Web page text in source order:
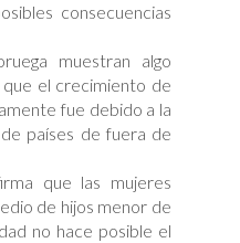
consecuencias
muestran algo
el crecimiento de
fue debido a la
países de fuera de
que las mujeres
de hijos menor de
no hace posible el